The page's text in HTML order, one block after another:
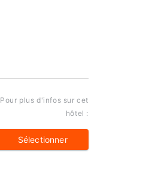
Pour plus d'infos sur cet
hôtel :
Sélectionner